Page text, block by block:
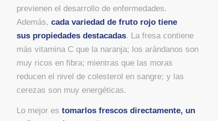
previenen el desarrollo de enfermedades.
Además, cada variedad de fruto rojo tiene
sus propiedades destacadas. La fresa contiene
más vitamina C que la naranja; los arándanos son
muy ricos en fibra; mientras que las moras
reducen el nivel de colesterol en sangre; y las
cerezas son muy energéticas.
Lo mejor es tomarlos frescos directamente, un